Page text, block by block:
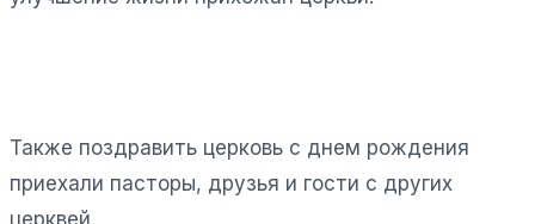
Также поздравить церковь с днем рождения
приехали пасторы, друзья и гости с других
церквей.